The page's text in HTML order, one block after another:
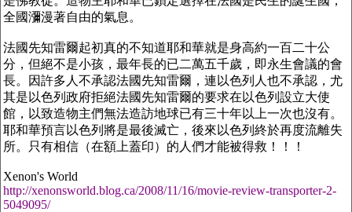
全國瀰漫著自由的氣息。
法國先知雷爾起初真的不知道耶和華就是身高約一百二十公
分，但絕不是小孩，最年長的已二萬五千歲，即永生會議的會
長。因許多人不承認法國先知雷爾，連以色列人也不承認，尤
其是以色列政府拒絕法國先知雷爾的要求在以色列設立大使
館，以致造物主們無法造訪地球已有三十年以上一次也沒有。
耶和華預言以色列將是最後滅亡，後來以色列終於再度流離失
所。只有相信（在額上蓋印）的人們才能被得救！！！
Xenon's World
http://xenonsworld.blog.ca/2008/11/16/movie-review-transporter-2-
5049095/